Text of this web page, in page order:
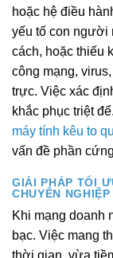
hoặc hệ điều
yếu tố con người
cách, hoặc thiếu
công mạng,
trực. Việc xác
khắc phục triệt
máy tính kêu to
vấn đề phần
GIẢI PHÁP TỐI
CHUYÊN NGHIỆP
Khi mạng doanh
bạc. Việc mang
thời gian, vừa